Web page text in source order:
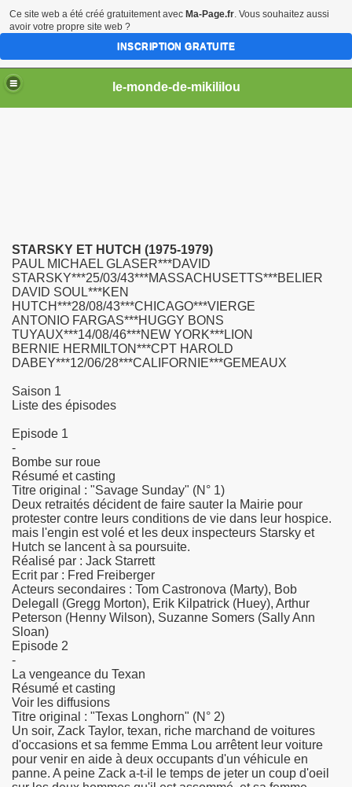
le-monde-de-mikililou
STARSKY ET HUTCH (1975-1979)
PAUL MICHAEL GLASER***DAVID
STARSKY***25/03/43***MASSACHUSETTS***BELIER
DAVID SOUL***KEN
HUTCH***28/08/43***CHICAGO***VIERGE
ANTONIO FARGAS***HUGGY BONS
TUYAUX***14/08/46***NEW YORK***LION
BERNIE HERMILTON***CPT HAROLD
DABEY***12/06/28***CALIFORNIE***GEMEAUX
Saison 1
Liste des épisodes
Episode 1
-
Bombe sur roue
Résumé et casting
Titre original : "Savage Sunday" (N° 1)
Deux retraités décident de faire sauter la Mairie pour
protester contre leurs conditions de vie dans leur hospice.
mais l'engin est volé et les deux inspecteurs Starsky et
Hutch se lancent à sa poursuite.
Réalisé par : Jack Starrett
Ecrit par : Fred Freiberger
Acteurs secondaires : Tom Castronova (Marty), Bob
Delegall (Gregg Morton), Erik Kilpatrick (Huey), Arthur
Peterson (Henny Wilson), Suzanne Somers (Sally Ann
Sloan)
Episode 2
-
La vengeance du Texan
Résumé et casting
Voir les diffusions
Titre original : "Texas Longhorn" (N° 2)
Un soir, Zack Taylor, texan, riche marchand de voitures
d'occasions et sa femme Emma Lou arrêtent leur voiture
pour venir en aide à deux occupants d'un véhicule en
panne. A peine Zack a-t-il le temps de jeter un coup d'oeil
Ce site web a été créé gratuitement avec Ma-Page.fr. Vous souhaitez aussi
avoir votre propre site web ?
INSCRIPTION GRATUITE